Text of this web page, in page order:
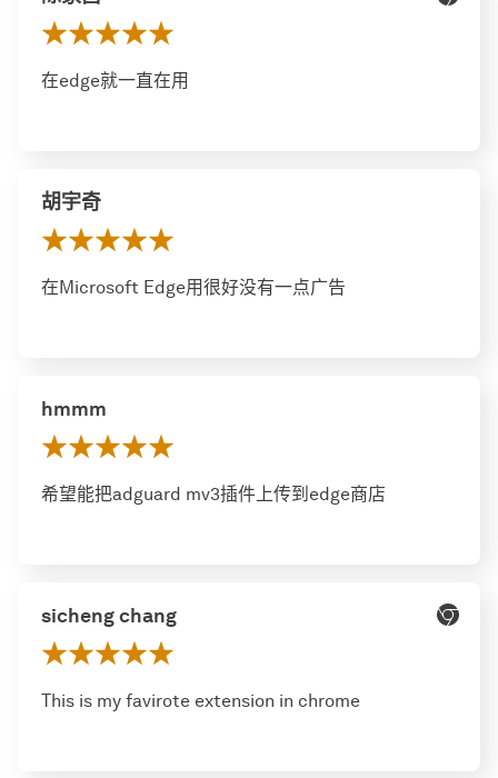
在edge就一直在用
胡宇奇
在Microsoft Edge用很好没有一点广告
hmmm
希望能把adguard mv3插件上传到edge商店
sicheng chang
This is my favirote extension in chrome